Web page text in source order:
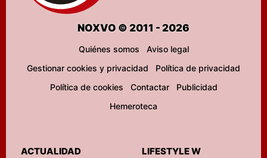
NOXVO © 2011 - 2026
Quiénes somos
Aviso legal
Gestionar cookies y privacidad
Política de privacidad
Política de cookies
Contactar
Publicidad
Hemeroteca
ACTUALIDAD
LIFESTYLE W